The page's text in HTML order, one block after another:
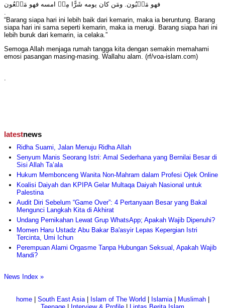
فهو مَغۡبُون. ومَن كان يومه شَرًّا مِنۡ امسه فهو مَلۡعُون
.
“Barang siapa hari ini lebih baik dari kemarin, maka ia beruntung. Barang
siapa hari ini sama seperti kemarin, maka ia merugi. Barang siapa hari ini
lebih buruk dari kemarin, ia celaka.”
Semoga Allah menjaga rumah tangga kita dengan semakin memahami
emosi pasangan masing-masing. Wallahu alam. (rf/voa-islam.com)
.
latestnews
Ridha Suami, Jalan Menuju Ridha Allah
Senyum Manis Seorang Istri: Amal Sederhana yang Bernilai Besar di
Sisi Allah Ta’ala
Hukum Membonceng Wanita Non-Mahram dalam Profesi Ojek Online
Koalisi Daiyah dan KPIPA Gelar Multaqa Daiyah Nasional untuk
Palestina
Audit Diri Sebelum “Game Over”: 4 Pertanyaan Besar yang Bakal
Mengunci Langkah Kita di Akhirat
Undang Pernikahan Lewat Grup WhatsApp; Apakah Wajib Dipenuhi?
Momen Haru Ustadz Abu Bakar Ba'asyir Lepas Kepergian Istri
Tercinta, Umi Ichun
Perempuan Alami Orgasme Tanpa Hubungan Seksual, Apakah Wajib
Mandi?
News Index »
home| South East Asia| Islam of The World Islamia| Muslimah|